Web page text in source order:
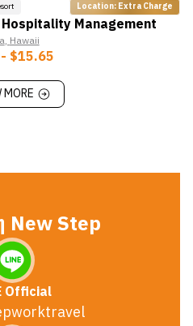
Location: Extra Charge
Management
,Hawaii
- $15.65
Step
Official